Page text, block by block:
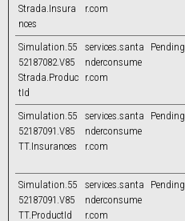
Strada.Insura
nces
r.com
Simulation.55
52187082.V85
Strada.Produc
tId
services.santa
nderconsume
r.com
Pending
Simulation.55
52187091.V85
TT.Insurances
services.santa
nderconsume
r.com
Pending
Simulation.55
52187091.V85
TT.ProductId
services.santa
nderconsume
r.com
Pending